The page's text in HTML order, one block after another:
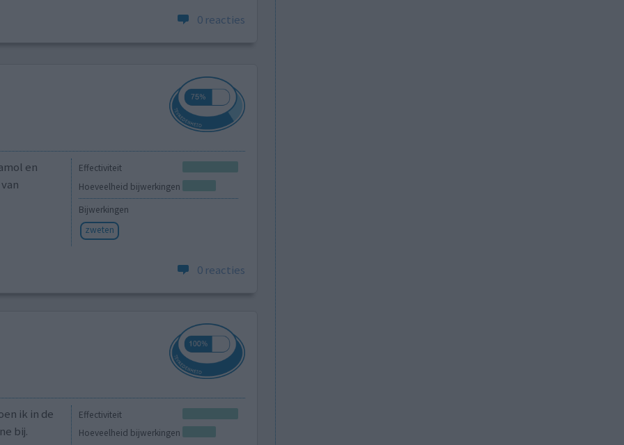
0 reacties
Effectiviteit
Hoeveelheid bijwerkingen
Bijwerkingen
zweten
en
0 reacties
Effectiviteit
Hoeveelheid bijwerkingen
ik in de
bij.